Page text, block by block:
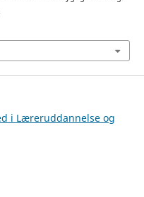
i Læreruddannelse og